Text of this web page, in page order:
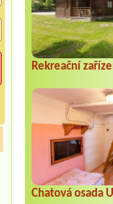
Rekreační
Chatová osada